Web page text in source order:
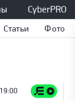
CyberPRO
Статьи Фото